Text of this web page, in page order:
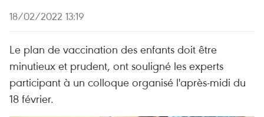
18/02/2022 13:19
Le plan de vaccination des enfants doit être
minutieux et prudent, ont souligné les experts
participant à un colloque organisé l'après-midi du
18 février.